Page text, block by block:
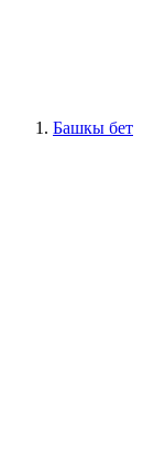
Башкы бет